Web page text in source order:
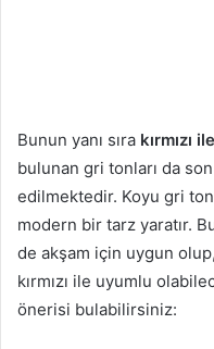
Bunun yanı sıra kırmızı
bulunan gri tonları da
edilmektedir. Koyu gri
modern bir tarz yaratır.
de akşam için uygun olup,
kırmızı ile uyumlu
önerisi bulabilirsiniz: